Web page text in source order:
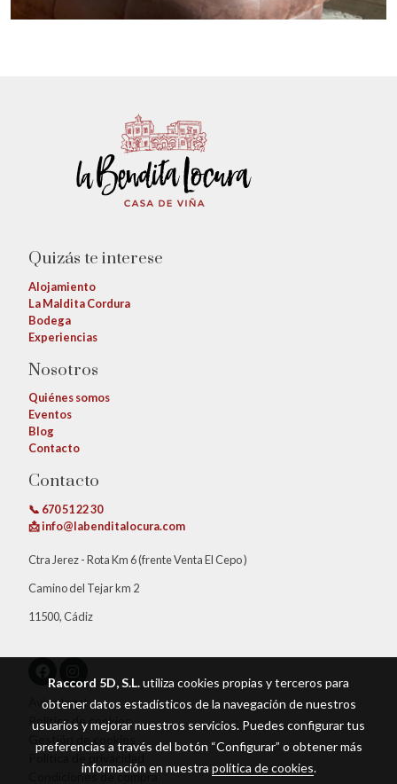
Quizás te interese
Alojamiento
La Maldita Cordura
Bodega
Experiencias
Nosotros
Quiénes somos
Eventos
Blog
Contacto
Contacto
📞 670 51 22 30
📩 info@labenditalocura.com
Ctra Jerez - Rota Km 6 (frente Venta El Cepo )
Camino del Tejar km 2
11500, Cádiz
Aviso legal
Política de cookies
Gestión de cookies
Condiciones de compra
Raccord 5D, S.L.utiliza cookies propias y terceros para
obtener datos estadísticos de la navegación de nuestros
usuarios y mejorar nuestros servicios. Puedes configurar tus
preferencias a través del botón “Configurar” o obtener más
información en nuestra política de cookies.